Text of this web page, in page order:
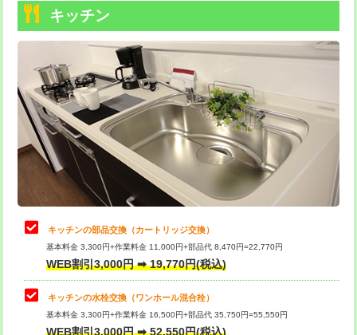
給水管工事※（ホール加工)
給水管工事※（バンド止め) 3,300円
給水管工事※（支持金具設置) 5,500円
給水管工事※（保温材使用（バンド止
め込み）)
5,500円
給水管工事※（土の掘削・埋め戻し作
11,000円
給水管工事※（塩ビ管（VP・HI）使
用/3ｍまで)
給水管工事※（塩ビ管（VP・HI）使
用（追加）/3ｍ超え)
給水管工事※（ライニング鋼管・銅
44,000円
トーラー機使用/3mまで
追加トーラー機使用/3m超え +3,300円
カメラ調査 33,000円
桝清掃 8,800円
止水・漏水調査・防水処理・清掃・修
理・調整・分解・加工など（軽作業）
11,000円
止水・漏水調査・防水処理・清掃・修
理・調整・分解・加工など（中作業）
22,000円
止水・漏水調査・防水処理・清掃・修
理・調整・分解・加工など（重作業）
33,000円
お風呂タンク脱着
キッチン
キッチンの部品交換（カートリッジ交換）
基本料金 3,300円+作業料金 11,000円+部品代 8,470円=22,770円
WEB割引3,000円 ➡ 19,770円(税込)
キッチンの水栓交換（ワンホール混合栓）
基本料金 3,300円+作業料金 16,500円+部品代 35,750円=55,550円
WEB割引3,000円 ➡ 52,550円(税込)